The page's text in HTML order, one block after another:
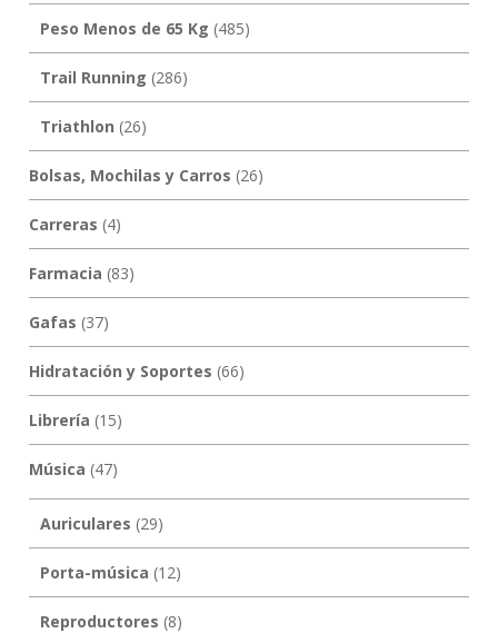
Peso Menos de 65 Kg (485)
Trail Running (286)
Triathlon (26)
Bolsas, Mochilas y Carros (26)
Carreras (4)
Farmacia (83)
Gafas (37)
Hidratación y Soportes (66)
Librería (15)
Música (47)
Auriculares (29)
Porta-música (12)
Reproductores (8)